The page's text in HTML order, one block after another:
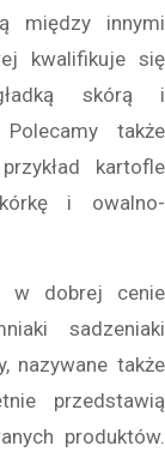
między innymi
kwalifikuje się
skórą i
także
kartofle
i owalno-
w dobrej cenie
sadzeniaki
nazywane także
przedstawią
produktów.